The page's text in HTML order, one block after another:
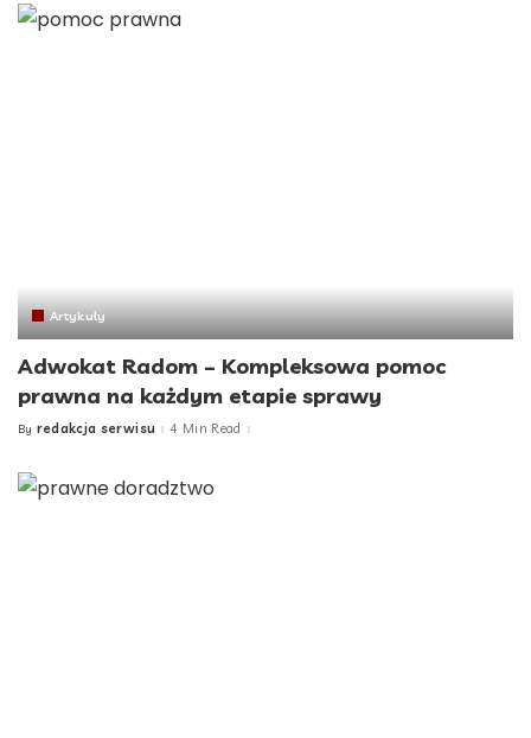
Artykuły
Adwokat Radom – Kompleksowa pomoc
prawna na każdym etapie sprawy
Posted
By redakcja serwisu 4 Min Read